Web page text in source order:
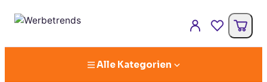
Alle Kategorien